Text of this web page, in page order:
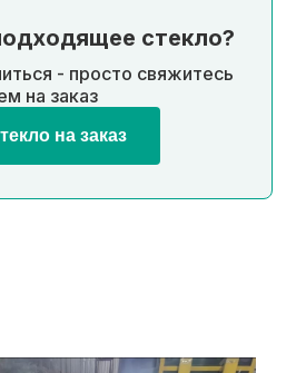
стекло?
- просто свяжитесь
на заказ
на заказ